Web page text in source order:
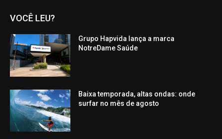
VOCÊ LEU?
Grupo Hapvida lança a marca
NotreDame Saúde
Baixa temporada, altas ondas: onde
surfar no mês de agosto